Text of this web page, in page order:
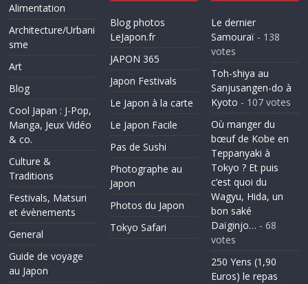
Alimentation
Architecture/Urbani
sme
Art
Blog
Cool Japan : J-Pop,
Manga, Jeux Vidéo
& co.
Culture &
Traditions
Festivals, Matsuri
et évènements
General
Guide de voyage
au Japon
Blog photos
LeJapon.fr
JAPON 365
Japon Festivals
Le Japon à la carte
Le Japon Facile
Pas de Sushi
Photographe au
Japon
Photos du Japon
Tokyo Safari
Le dernier
Samouraï- 138
votes
Toh-shiya au
Sanjusangen-do à
Kyoto - 107 votes
Où manger du
bœuf de Kobe en
Teppanyaki à
Tokyo ? Et puis
c’est quoi du
Wagyu, Hida, un
bon saké
Daïginjo… - 68
votes
250 Yens (1,90
Euros) le repas